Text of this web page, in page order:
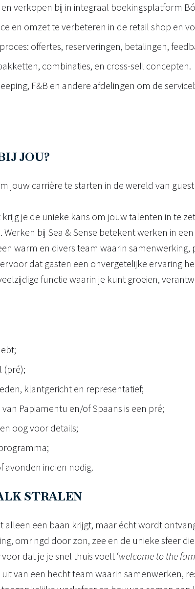
verkopen bij in integraal boekingsplatform
en omzet te verbeteren in de retail shop en
offertes, reserveringen, betalingen,
combinaties, en cross-sell concepten.
F&B en andere afdelingen om de
JOU?
jouw carrière te starten in de wereld van
krijg je de unieke kans om jouw talenten in te
bij Sea & Sense betekent werken in
warm en divers team waarin
dat gasten een onvergetelijke ervaring
functie waarin je kunt groeien,
(pré);
klantgericht en representatief;
Papiamentu en/of Spaans is een pré;
oog voor details;
avonden indien nodig.
STRALEN
een baan krijgt, maar écht wordt
omringd door zon, zee en de unieke sfeer
dat je je snel thuis voelt ‘welcome to the
van een hecht team waarin samenwerken,